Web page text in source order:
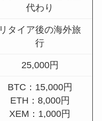
代わり
リタイア後の海外旅
行
25,000円
BTC：15,000円
ETH：8,000円
XEM：1,000円